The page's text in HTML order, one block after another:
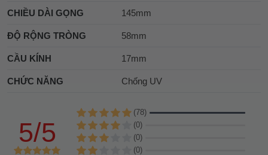
CHIỀU DÀI GỌNG 145mm
ĐỘ RỘNG TRÒNG 58mm
CẦU KÍNH 17mm
CHỨC NĂNG Chống UV
5/5
(78)
(0)
(0)
(0)